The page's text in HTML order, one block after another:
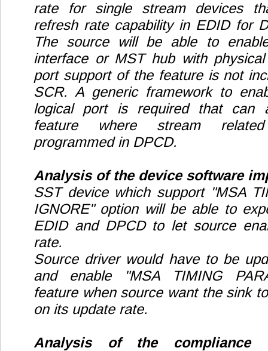
rate for single stream devices
refresh rate capability in EDID for
The source will be able to
interface or MST hub with
port support of the feature is not
SCR. A generic framework to
logical port is required that can
feature where stream
programmed in DPCD.
Analysis of the device software
SST device which support "MSA
IGNORE" option will be able to
EDID and DPCD to let source
rate.
Source driver would have to be
and enable "MSA TIMING
feature when source want the sink
on its update rate.
Analysis of the compliance